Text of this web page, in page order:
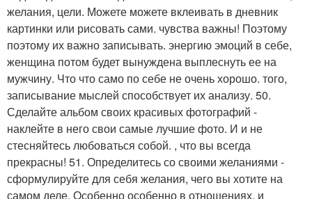
желания, цели. Можете можете вклеивать в дневник
картинки или рисовать сами. чувства важны! Поэтому
поэтому их важно записывать. энергию эмоций в себе,
женщина потом будет вынуждена выплеснуть ее на
мужчину. Что что само по себе не очень хорошо. того,
записывание мыслей способствует их анализу. 50.
Сделайте альбом своих красивых фотографий -
наклейте в него свои самые лучшие фото. И и не
стесняйтесь любоваться собой. , что вы всегда
прекрасны! 51. Определитесь со своими желаниями -
сформулируйте для себя желания, чего вы хотите на
самом деле. Особенно особенно в отношениях. и